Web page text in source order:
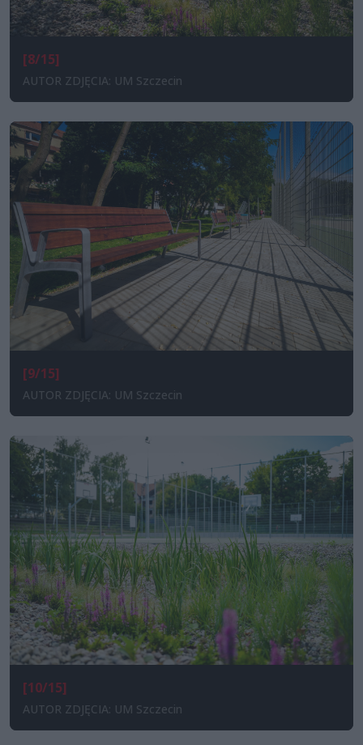
[8/15]
AUTOR ZDJĘCIA: UM Szczecin
[9/15]
AUTOR ZDJĘCIA: UM Szczecin
[10/15]
AUTOR ZDJĘCIA: UM Szczecin